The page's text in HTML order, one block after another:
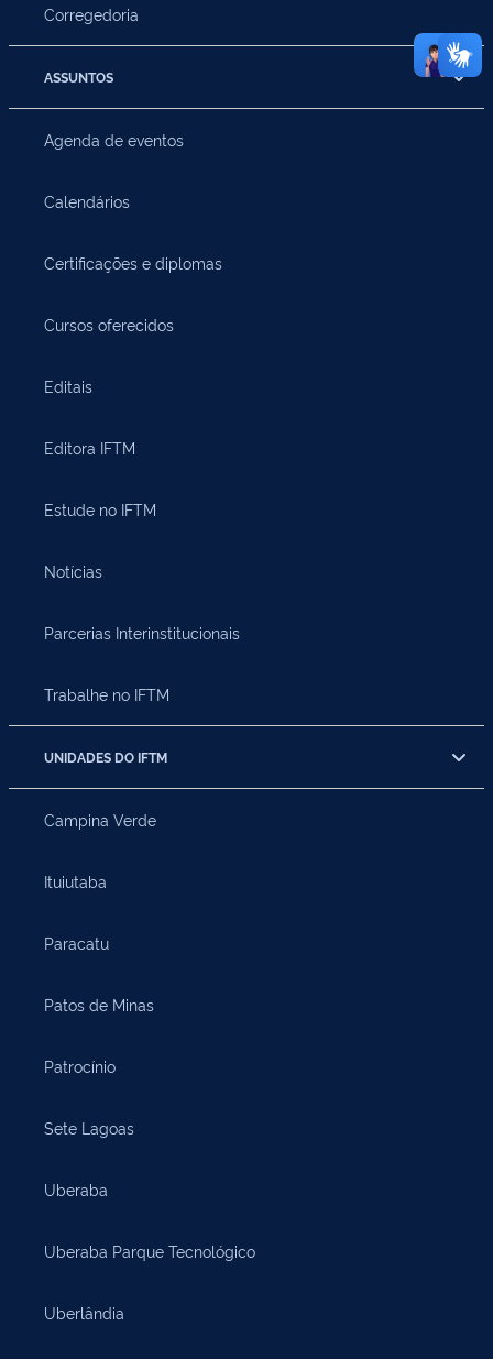
Corregedoria
ASSUNTOS
Agenda de eventos
Calendários
Certificações e diplomas
Cursos oferecidos
Editais
Editora IFTM
Estude no IFTM
Notícias
Parcerias Interinstitucionais
Trabalhe no IFTM
UNIDADES DO IFTM
Campina Verde
Ituiutaba
Paracatu
Patos de Minas
Patrocínio
Sete Lagoas
Uberaba
Uberaba Parque Tecnológico
Uberlândia